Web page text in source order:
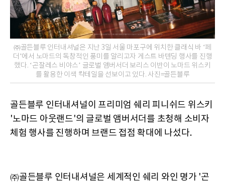
㈜골든블루 인터내셔널은 지난 3일 서울 마포구에 위치한 클래식 바 ‘페
더’에서 노마드의 독창적인 풍미를 알리고자 게스트 바텐딩 행사를 진행
했다. ‘곤잘레스 비야스’ 글로벌 앰버서더 보리스 이반이 노마드 위스키
를 활용한 이색 칵테일을 선보이고 있다. 사진=골든블루
골든블루 인터내셔널이 프리미엄 쉐리 피니쉬드 위스키
'노마드 아웃랜드'의 글로벌 앰버서더를 초청해 소비자
체험 행사를 진행하며 브랜드 접점 확대에 나섰다.
㈜골든블루 인터내셔널은 세계적인 쉐리 와인 명가 '곤